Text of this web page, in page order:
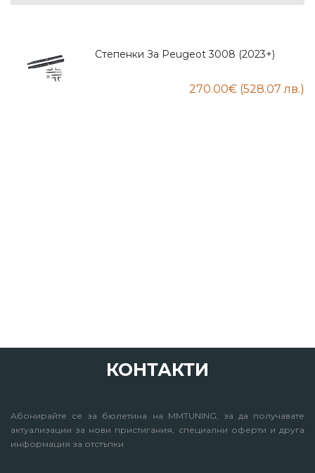
Степенки За Peugeot 3008 (2023+)
КОНТАКТИ
Абонирайте се за бюлетина на MMTUNING, за да получавате
актуализации за нови пристигания, специални оферти и друга
информация за отстъпки